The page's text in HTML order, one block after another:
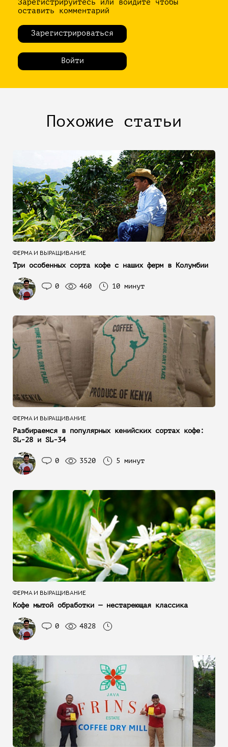
Зарегистрируйтесь или войдите чтобы
оставить комментарий
Зарегистрироваться
Войти
Похожие статьи
ФЕРМА И ВЫРАЩИВАНИЕ
Три особенных сорта кофе с наших ферм в Колумбии
0 460 10 минут
ФЕРМА И ВЫРАЩИВАНИЕ
Разбираемся в популярных кенийских сортах кофе:
SL-28 и SL-34
0 3520 5 минут
ФЕРМА И ВЫРАЩИВАНИЕ
Кофе мытой обработки — нестареющая классика
0 4828